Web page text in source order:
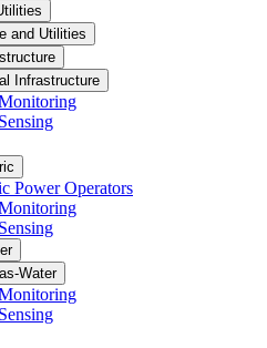
and Utilities
Infrastructure
Power Operators
Water